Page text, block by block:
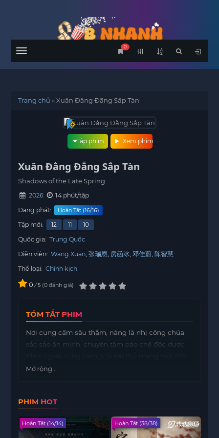
Menu
0
Trang chủ »Xuân Đằng Đẵng Sắp Tàn
Xem phim
Tập phim
Xuân Đằng Đẵng Sắp Tàn
Shadows of the Late Spring
2026
14 phút/tập
Đang phát:
Hoàn Tất (16/16)
Tập mới: 12 11
10
Quốc gia: Trung Quốc
Diễn viên: Wang Xuan 张瑞恩 房函冰 邓佳蔚 陈智慧
Thể loại: Chính kịch
0 / 5 0 đánh giá
TÓM TẮT PHIM
Nơi cung cấm sâu thẳm, nàng là nhị công chúa
sắc sảo ẩn mình, chuyên tâm bào chế độc dược.
diệt môn, mai danh ẩn tính, chỉ để tìm muội muội
sớm đã bị xóa sạch. Y là cậu thiếu niên trong rừng
muội muội ruột thịt đã thất lạc nhiều năm của y
Mở rộng...
PHIM HOT
Hoàn Tất (14/14) Hoàn Tất (38/38)